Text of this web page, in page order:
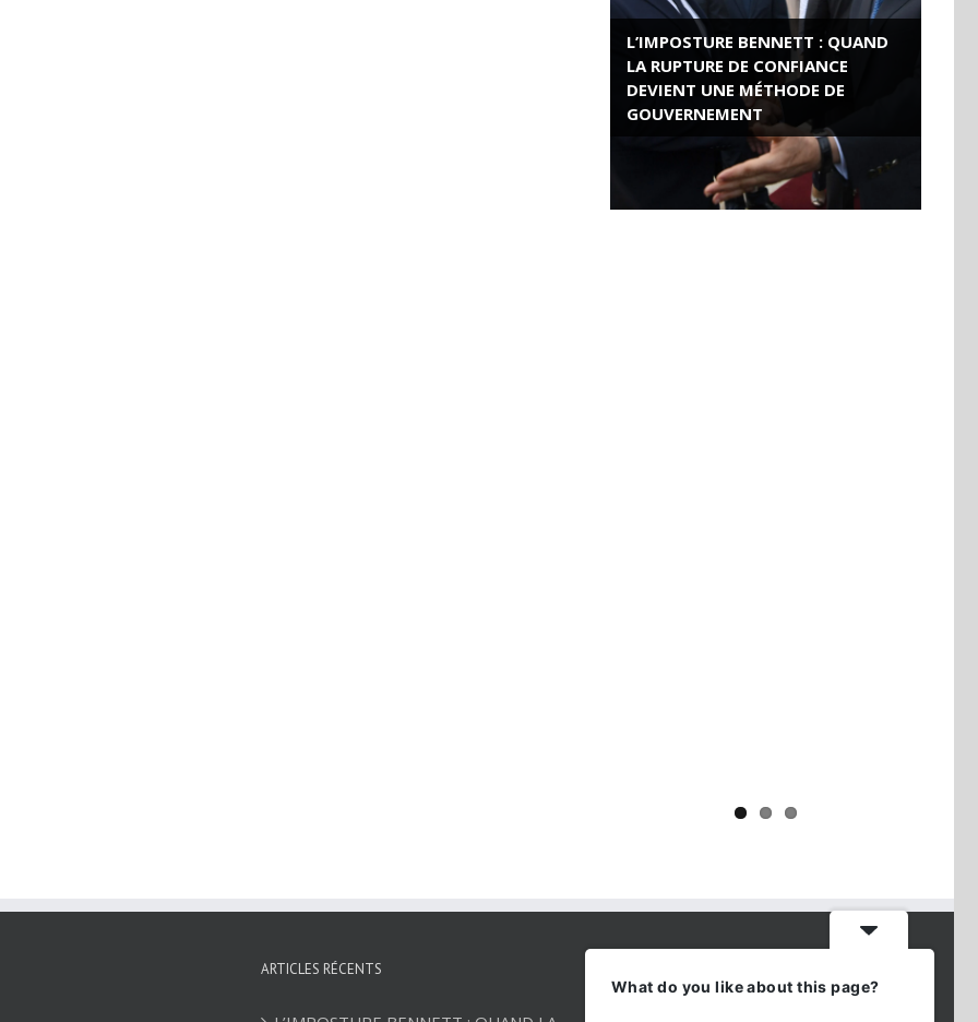
L’IMPOSTURE BENNETT : QUAND
LA RUPTURE DE CONFIANCE
DEVIENT UNE MÉTHODE DE
GOUVERNEMENT
ROSE VALLAND, HEROÏNE DE LA
RESISTANCE FRANÇAISE
ARTICLES RÉCENTS
What do you like about this page?